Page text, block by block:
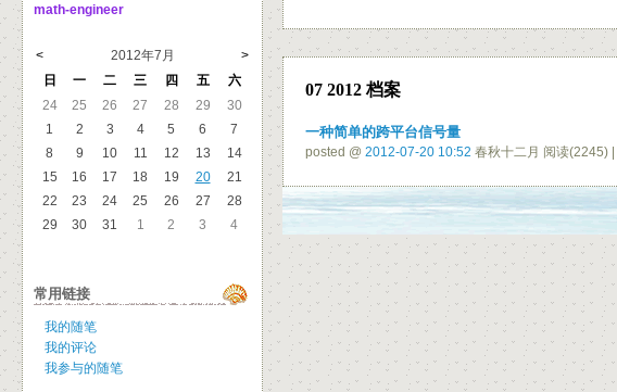
07 2012 档案
一种简单的跨平台信号量
posted @ 2012-07-20 10:52 春秋十二月 阅读(2245) |
math-engineer
< 2012年7月
>
日
一 二 三 四 五
六
24
25 26 27 28 29
30
1
2 3 4 5 6
7
8
9 10 11 12 13
14
15
16 17 18 19 20
21
22
23 24 25 26 27
28
29
30 31 1 2 3 4
常用链接
我的随笔
我的评论
我参与的随笔